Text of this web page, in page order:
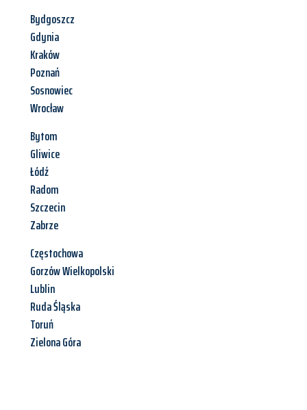
Bydgoszcz
Gdynia
Kraków
Poznań
Sosnowiec
Wrocław
Bytom
Gliwice
Łódź
Radom
Szczecin
Zabrze
Częstochowa
Gorzów Wielkopolski
Lublin
Ruda Śląska
Toruń
Zielona Góra